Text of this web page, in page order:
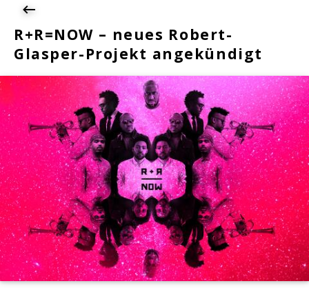
Projekt
R+R=NOW – neues Robert-
Glasper-Projekt angekündigt